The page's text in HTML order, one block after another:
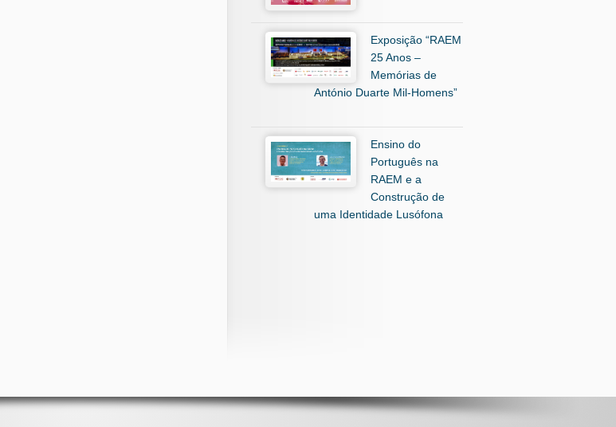
Exposição “RAEM
25 Anos –
Memórias de
António Duarte Mil-Homens”
Ensino do
Português na
RAEM e a
Construção de
uma Identidade Lusófona